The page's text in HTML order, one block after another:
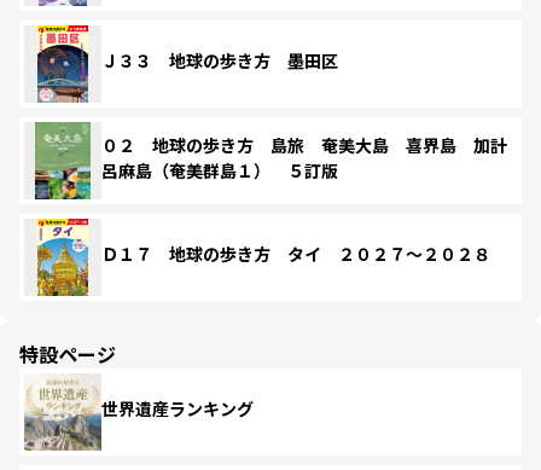
Ｊ３３ 地球の歩き方 墨田区
０２ 地球の歩き方 島旅 奄美大島 喜界島 加計
呂麻島（奄美群島１） ５訂版
Ｄ１７ 地球の歩き方 タイ ２０２７～２０２８
特設ページ
世界遺産ランキング